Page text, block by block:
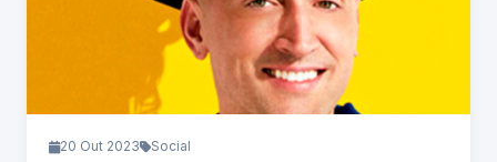
20 Out 2023 Social